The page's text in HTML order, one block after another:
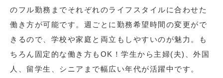
のフル勤務までそれぞれのライフスタイルに合わせた
働き方が可能です。週ごとに勤務希望時間の変更がで
きるので、学校や家庭と両立もしやすいのが魅力。も
ちろん固定的な働き方もOK！学生から主婦(夫)、外国
人、留学生、シニアまで幅広い年代が活躍中です。